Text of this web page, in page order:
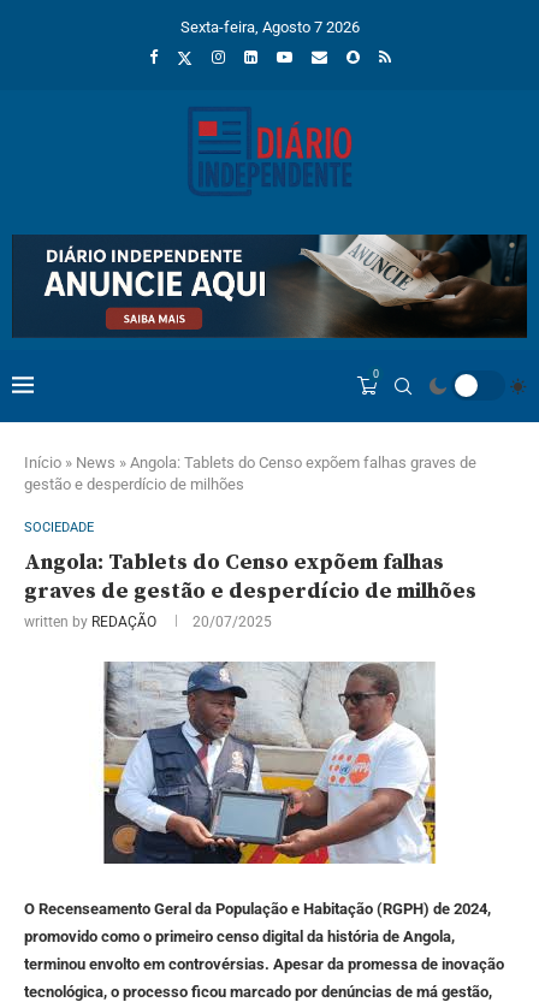
Sexta-feira, Agosto 7 2026
0
Início » News » Angola: Tablets do Censo expõem falhas graves de
gestão e desperdício de milhões
SOCIEDADE
Angola: Tablets do Censo expõem falhas
graves de gestão e desperdício de milhões
written by REDAÇÃO 20/07/2025
O Recenseamento Geral da População e Habitação (RGPH) de 2024,
promovido como o primeiro censo digital da história de Angola,
terminou envolto em controvérsias. Apesar da promessa de inovação
tecnológica, o processo ficou marcado por denúncias de má gestão,